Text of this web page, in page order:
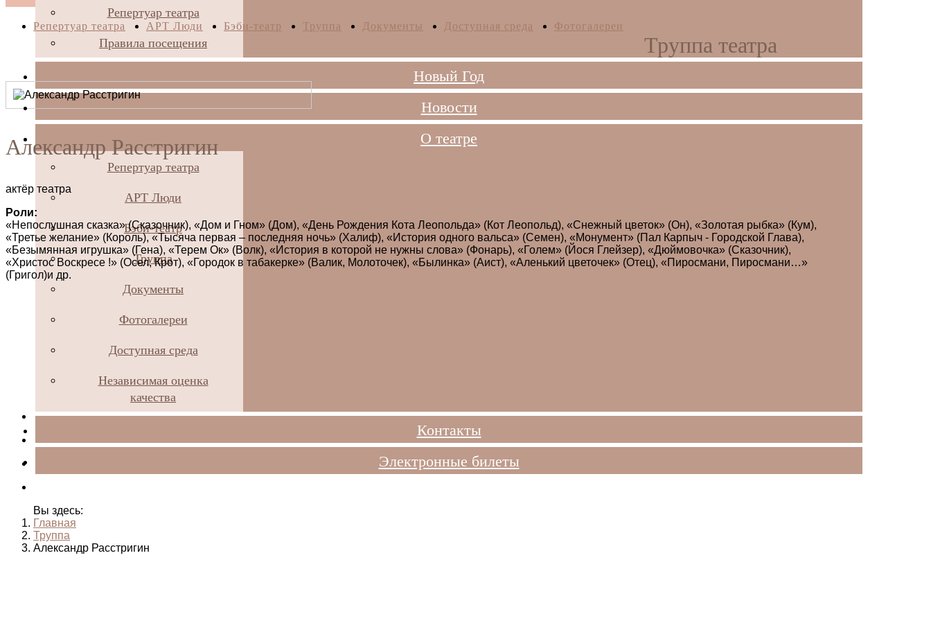
Репертуар театра
Правила посещения
Новый Год
Новости
О театре
Репертуар театра
АРТ Люди
Бэби-театр
Труппа
Документы
Фотогалереи
Доступная среда
Независимая оценка
качества
Контакты
Электронные билеты
Репертуар театра АРТ Люди Бэби-театр Труппа Документы Доступная среда Фотогалереи
Труппа театра
Александр Расстригин
актёр театра
Роли:
«Непослушная сказка» (Сказочник), «Дом и Гном» (Дом), «День Рождения Кота Леопольда» (Кот Леопольд), «Снежный цветок» (Он), «Золотая рыбка» (Кум),
«Третье желание» (Король), «Тысяча первая – последняя ночь» (Халиф), «История одного вальса» (Семен), «Монумент» (Пал Карпыч - Городской Глава),
«Безымянная игрушка» (Гена), «Терем Ок» (Волк), «История в которой не нужны слова» (Фонарь), «Голем» (Йося Глейзер), «Дюймовочка» (Сказочник),
«Христос Воскресе !» (Осел, Крот), «Городок в табакерке» (Валик, Молоточек), «Былинка» (Аист), «Аленький цветочек» (Отец), «Пиросмани, Пиросмани…»
(Григол)и др.
Вы здесь:
Главная
Труппа
Александр Расстригин